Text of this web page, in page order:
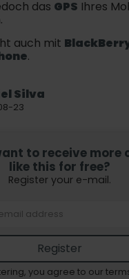
das GPS Ihres
auch mit
.
Silva
23
to receive more
like this for free?
Register your e-mail.
Register
you agree to our